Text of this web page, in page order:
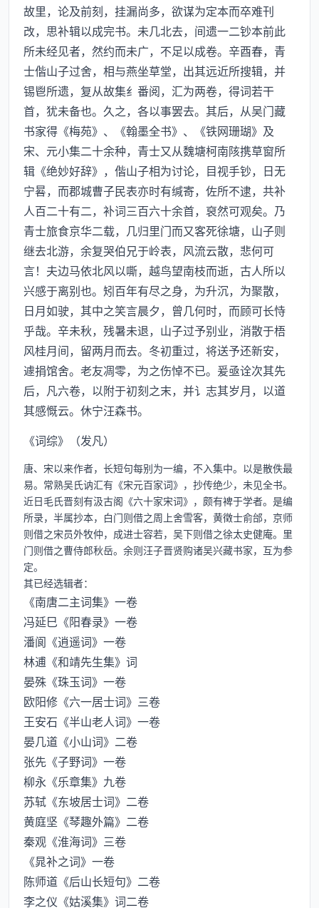
故里，论及前刻，挂漏尚多，欲谋为定本而卒难刊
改，思补辑以成完书。未几北去，间遗一二钞本前此
所未经见者，然约而未广，不足以成卷。辛酉春，青
士偕山子过舍，相与燕坐草堂，出其远近所搜辑，并
锡鬯所遗，复从故集纟番阅，汇为两卷，得词若干
首，犹未备也。久之，各以事罢去。其后，从吴门藏
书家得《梅苑》、《翰墨全书》、《铁网珊瑚》及
宋、元小集二十余种，青士又从魏塘柯南陔携草窗所
辑《绝妙好辞》，偕山子相为讨论，目视手钞，日无
宁晷，而郡城曹子民表亦时有缄寄，佐所不逮，共补
人百二十有二，补词三百六十余首，裒然可观矣。乃
青士旅食京华二载，几归里门而又客死徐塘，山子则
继去北游，余复哭伯兄于岭表，风流云散，悲何可
言！夫边马依北风以嘶，越鸟望南枝而逝，古人所以
兴感于离别也。矧百年有尽之身，为升沉，为聚散，
日月如驶，其中之笑言晨夕，曾几何时，而顾可长恃
乎哉。辛未秋，残暑未退，山子过予别业，消散于梧
风桂月间，留两月而去。冬初重过，将送予还新安，
遽捐馆舍。老友凋零，为之伤悼不已。爰亟诠次其先
后，凡六卷，以附于初刻之末，并讠志其岁月，以道
其感慨云。休宁汪森书。
《词综》（发凡）
唐、宋以来作者，长短句每别为一编，不入集中。以是散佚最
易。常熟吴氏讷汇有《宋元百家词》，抄传绝少，未见全书。
近日毛氏晋刻有汲古阁《六十家宋词》，颇有裨于学者。是编
所录，半属抄本，白门则借之周上舍雪客，黄徵士俞邰，京师
则借之宋员外牧仲，成进士容若，吴下则借之徐太史健庵。里
门则借之曹侍郎秋岳。余则汪子晋贤购诸吴兴藏书家，互为参
定。
《南唐二主词集》一卷
冯延巳《阳春录》一卷
潘阆《逍遥词》一卷
林逋《和靖先生集》词
晏殊《珠玉词》一卷
欧阳修《六一居士词》三卷
王安石《半山老人词》一卷
晏几道《小山词》二卷
张先《子野词》一卷
柳永《乐章集》九卷
苏轼《东坡居士词》二卷
黄庭坚《琴趣外篇》二卷
秦观《淮海词》三卷
《晁补之词》一卷
陈师道《后山长短句》二卷
李之仪《姑溪集》词二卷